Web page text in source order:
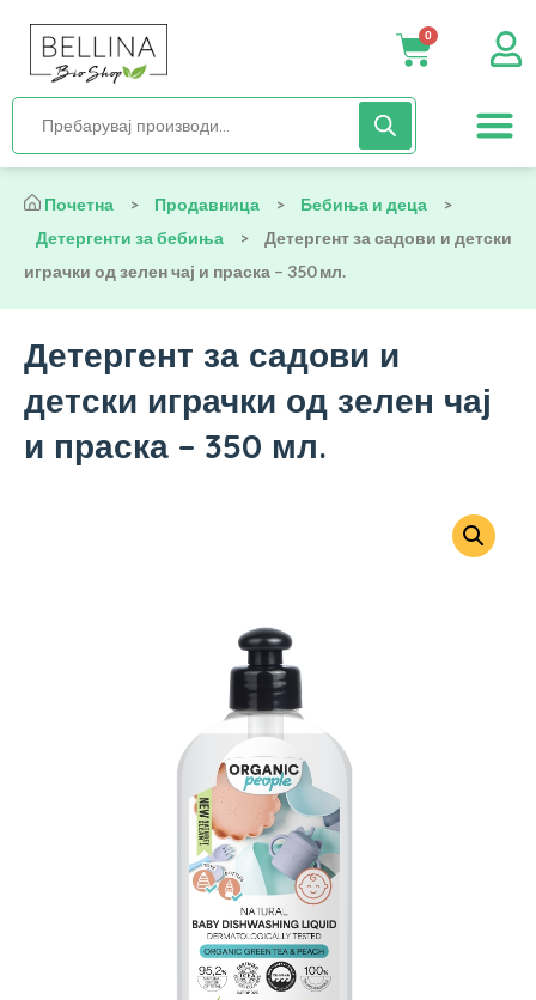
0
Почетна > Продавница > Бебиња и деца
>
Детергенти за бебиња
>
Детергент за садови и детски
играчки од зелен чај и праска – 350 мл.
Детергент за садови и
детски играчки од зелен чај
и праска – 350 мл.